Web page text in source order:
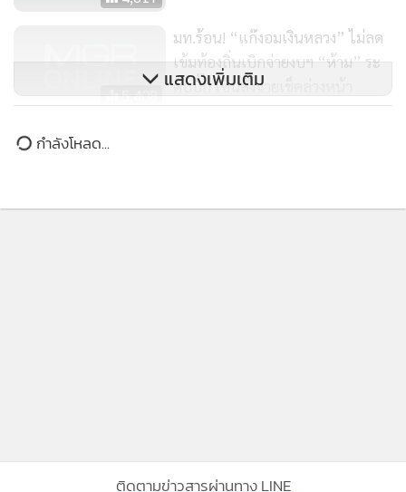
5,408
มท.ร้อน! “แก๊งอมเงินหลวง” ไม่ลด
เข้มท้องถิ่นเบิกจ่ายงบฯ “ห้าม” ระ
ดับบิ๊ก เซ็นสั่งจ่ายเช็คล่วงหน้า
แสดงเพิ่มเติม
ติดตามข่าวสารผ่านทาง LINE